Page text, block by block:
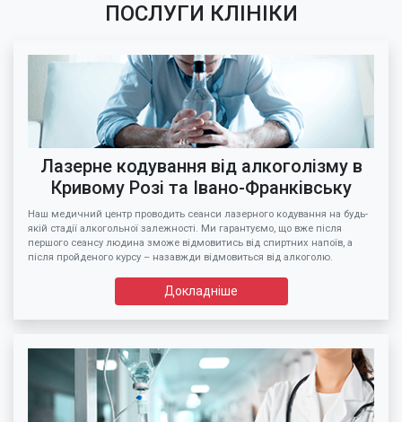
ПОСЛУГИ КЛІНІКИ
Лазерне кодування від алкоголізму в
Кривому Розі та Івано-Франківську
Наш медичний центр проводить сеанси лазерного кодування на будь-
якій стадії алкогольної залежності. Ми гарантуємо, що вже після
першого сеансу людина зможе відмовитись від спиртних напоїв, а
після пройденого курсу – назавжди відмовиться від алкоголю.
Докладніше